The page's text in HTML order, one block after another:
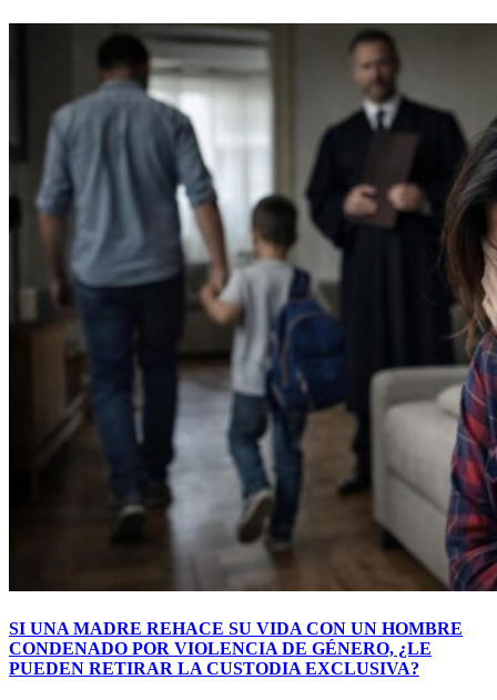
SI UNA MADRE REHACE SU VIDA CON UN HOMBRE
CONDENADO POR VIOLENCIA DE GÉNERO, ¿LE
PUEDEN RETIRAR LA CUSTODIA EXCLUSIVA?